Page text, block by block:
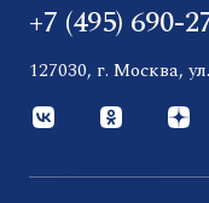
+7 (495) 690-
127030, г. Москва,